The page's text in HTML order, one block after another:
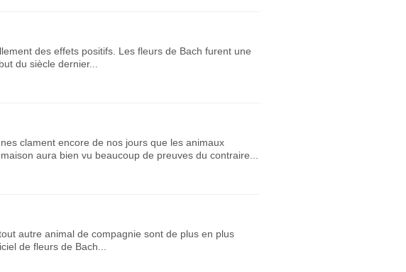
des effets positifs. Les fleurs de Bach furent une
du siècle dernier...
clament encore de nos jours que les animaux
aura bien vu beaucoup de preuves du contraire...
autre animal de compagnie sont de plus en plus
de fleurs de Bach...